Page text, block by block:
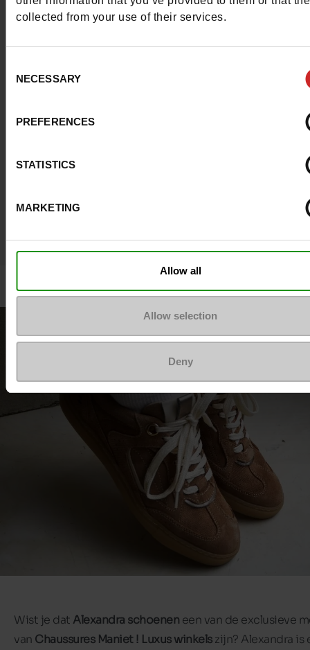
collected from your use of their services.
Selection
NECESSARY
PREFERENCES
STATISTICS
MARKETING
Allow all
Allow selection
Deny
#LoveManietLuxus
Post je beste look op Instagram en inspireer de
Wist je dat Alexandra schoenen een van de exclusieve
van Chaussures Maniet ! Luxus winkelszijn? Alexandra is